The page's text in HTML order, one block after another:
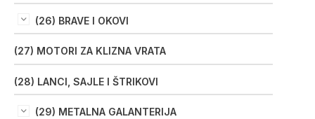
(26) BRAVE I OKOVI
(27) MOTORI ZA KLIZNA VRATA
(28) LANCI, SAJLE I ŠTRIKOVI
(29) METALNA GALANTERIJA